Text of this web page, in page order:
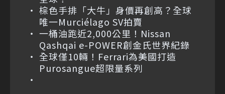
棕色手排「大牛」身價再創高？全球
唯一Murciélago SV拍賣
一桶油跑近2,000公里！Nissan
Qashqai e-POWER創金氏世界紀錄
全球僅10輛！Ferrari為美國打造
Purosangue超限量系列